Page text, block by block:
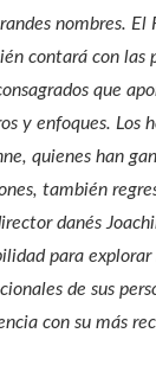
nombres. El
contará con las
que
y enfoques. Los
quienes han
también
danés
para explorar
de sus
con su más